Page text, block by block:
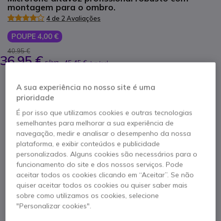
montagem para o ombro.
4 de 2 Avaliações
POUPE 4,00 €
40,95 €
36,95 € s/iva- 45,45 € Iva Incl.
ADICIONAR AO CARRINHO
ORÇAMENTO EM 4 HORAS
12 produtos em stock Entrega: 24/48 h
A sua experiência no nosso site é uma
prioridade
É por isso que utilizamos cookies e outras tecnologias
semelhantes para melhorar a sua experiência de
navegação, medir e analisar o desempenho da nossa
plataforma, e exibir conteúdos e publicidade
personalizados. Alguns cookies são necessários para o
funcionamento do site e dos nossos serviços. Pode
aceitar todos os cookies clicando em “Aceitar”. Se não
quiser aceitar todos os cookies ou quiser saber mais
sobre como utilizamos os cookies, selecione
"Personalizar cookies".